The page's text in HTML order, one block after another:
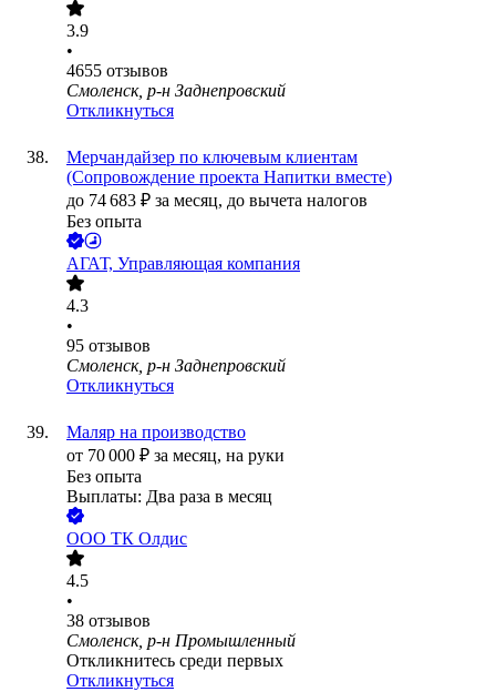
3.9
•
4655 отзывов
Смоленск, р-н Заднепровский
Откликнуться
Мерчандайзер по ключевым клиентам
(Сопровождение проекта Напитки вместе)
до 74 683 ₽ за месяц, до вычета налогов
Без опыта
АГАТ, Управляющая компания
4.3
•
95 отзывов
Смоленск, р-н Заднепровский
Откликнуться
Маляр на производство
от 70 000 ₽ за месяц, на руки
Без опыта
Выплаты: Два раза в месяц
ООО ТК Олдис
4.5
•
38 отзывов
Смоленск, р-н Промышленный
Откликнитесь среди первых
Откликнуться